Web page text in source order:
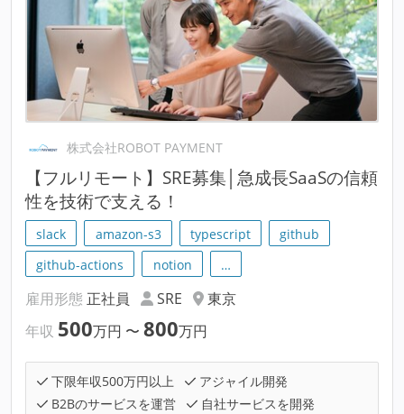
株式会社ROBOT PAYMENT
【フルリモート】SRE募集│急成長SaaSの信頼
性を技術で支える！
slack amazon-s3 typescript
github
github-actions
notion …
雇用形態 正社員 SRE
東京
年収 500万円 〜 800万円
下限年収500万円以上
アジャイル開発
B2Bのサービスを運営
自社サービスを開発